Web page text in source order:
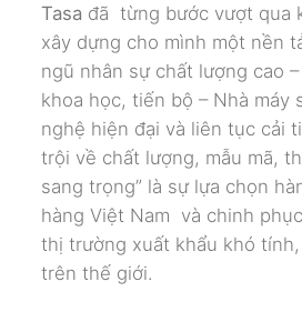
Tasa đã từng bước vượt qua
xây dựng cho mình một nền
ngũ nhân sự chất lượng cao
khoa học, tiến bộ – Nhà máy
nghệ hiện đại và liên tục cải
trội về chất lượng, mẫu mã,
sang trọng” là sự lựa chọn
hàng Việt Nam và chinh
thị trường xuất khẩu khó
trên thế giới.